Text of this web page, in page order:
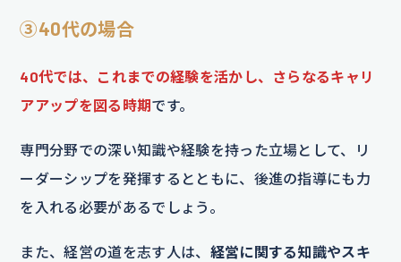
③40代の場合
40代では、これまでの経験を活かし、さらなるキャリ
アアップを図る時期です。
専門分野での深い知識や経験を持った立場として、リ
ーダーシップを発揮するとともに、後進の指導にも力
を入れる必要があるでしょう。
また、経営の道を志す人は、 経営に関する知識やスキ